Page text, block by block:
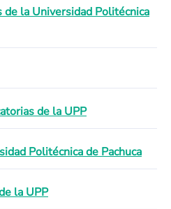
de la Universidad Politécnica
de la UPP
Politécnica de Pachuca
la UPP